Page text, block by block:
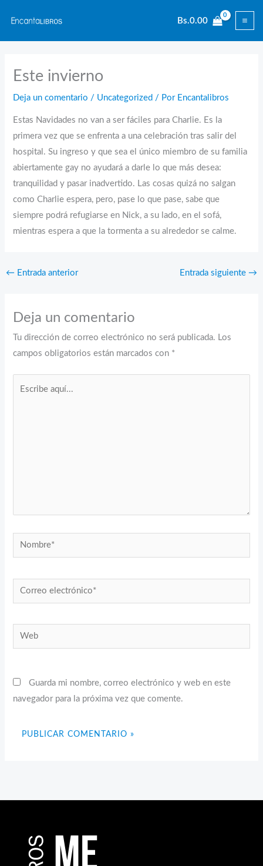
contenido
Bs.0.00
Este invierno
Deja un comentario / Uncategorized / Por Encantalibros
Estas Navidades no van a ser fáciles para Charlie. Es la
primera vez que se enfrenta a una celebración tras salir del
hospital. Su ingreso y que sea el único miembro de su familia
abiertamente gay no ayudará a darle lo que más desea:
tranquilidad y pasar inadvertido. Las cosas quizá no salgan
como Charlie espera, pero, pase lo que pase, sabe que
siempre podrá refugiarse en Nick, a su lado, en el sofá,
mientras espera a que la tormenta a su alrededor se calme.
← Entrada anterior Entrada siguiente →
Deja un comentario
Tu dirección de correo electrónico no será publicada. Los
campos obligatorios están marcados con *
Nombre*
Correo
electrónico*
Web
Guarda mi nombre, correo electrónico y web en este
navegador para la próxima vez que comente.